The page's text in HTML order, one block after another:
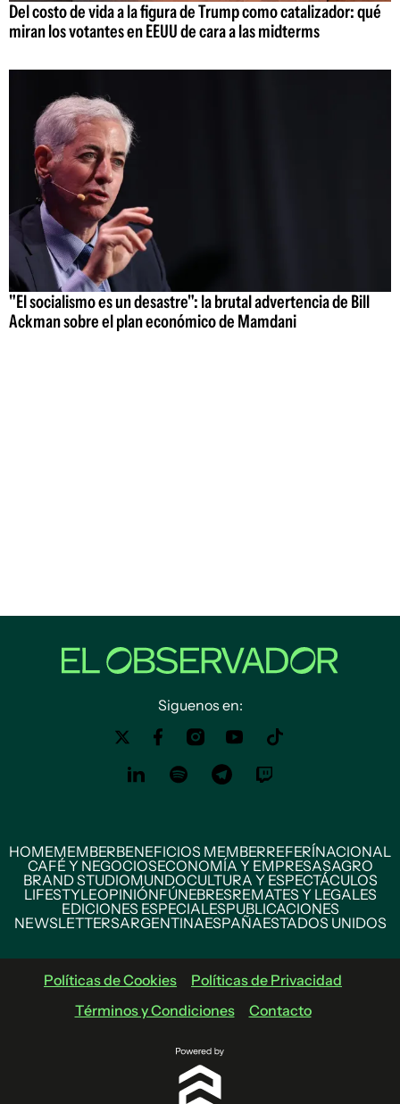
Del costo de vida a la figura de Trump como catalizador: qué
miran los votantes en EEUU de cara a las midterms
"El socialismo es un desastre": la brutal advertencia de Bill
Ackman sobre el plan económico de Mamdani
Siguenos en:
HOMEMEMBERBENEFICIOS MEMBERREFERÍNACIONAL
CAFÉ Y NEGOCIOSECONOMÍA Y EMPRESASAGRO
BRAND STUDIOMUNDOCULTURA Y ESPECTÁCULOS
LIFESTYLEOPINIÓNFÚNEBRESREMATES Y LEGALES
EDICIONES ESPECIALESPUBLICACIONES
NEWSLETTERSARGENTINAESPAÑAESTADOS UNIDOS
Políticas de Cookies
Políticas de Privacidad
Términos y Condiciones
Contacto